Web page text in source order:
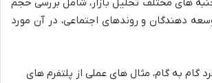
دهندگان و روندهای اجتماعی، در آن مورد
گام به گام، مثال های عملی از پلتفرم های